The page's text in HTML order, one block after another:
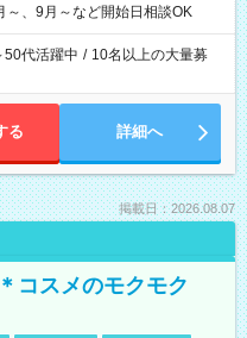
、9月～など開始日相談OK
50代活躍中 / 10名以上の大量募
る 詳細へ
掲載日：2026.08.07
コスメのモクモク